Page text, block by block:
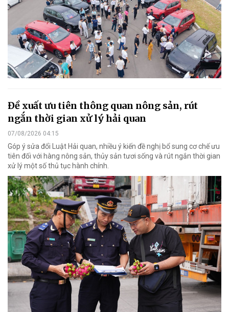
Đề xuất ưu tiên thông quan nông sản, rút
ngắn thời gian xử lý hải quan
07/08/2026 04:15
Góp ý sửa đổi Luật Hải quan, nhiều ý kiến đề nghị bổ sung cơ chế ưu
tiên đối với hàng nông sản, thủy sản tươi sống và rút ngắn thời gian
xử lý một số thủ tục hành chính.